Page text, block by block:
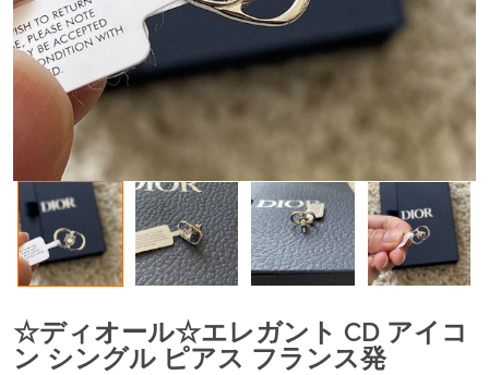
☆ディオール☆エレガント CD アイコ
ン シングル ピアス フランス発